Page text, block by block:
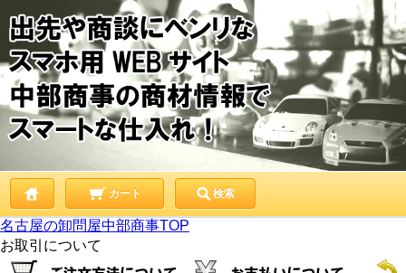
カート 検索
名古屋の卸問屋中部商事TOP
お取引について